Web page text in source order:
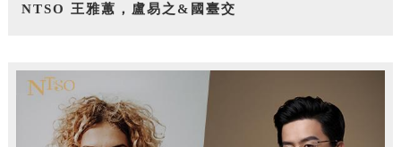
NTSO 王雅蕙，盧易之&國臺交